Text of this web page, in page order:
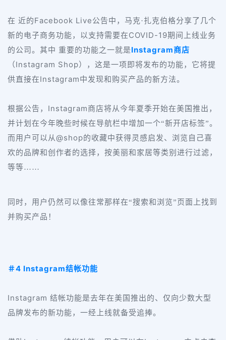
在 近的Facebook Live公告中，马克·扎克伯格分享了几个
新的电子商务功能，以支持需要在COVID-19期间上线业务
的公司。其中 重要的功能之一就是Instagram商店
（ Instagram Shop），这是一项即将发布的功能，它将提
供直接在Instagram中发现和购买产品的新方法。
根据公告， Instagram商店将从今年夏季开始在美国推出，
并计划在今年晚些时候在导航栏中增加一个“新开店标签”。
而用户可以从@shop的收藏中获得灵感启发、浏览自己喜
欢的品牌和创作者的选择，按美丽和家居等类别进行过滤，
等等……
同时，用户仍然可以像往常那样在“搜索和浏览”页面上找到
并购买产品！
＃4 Instagram结帐功能
Instagram 结帐功能是去年在美国推出的、仅向少数大型
品牌发布的新功能，一经上线就备受追捧。